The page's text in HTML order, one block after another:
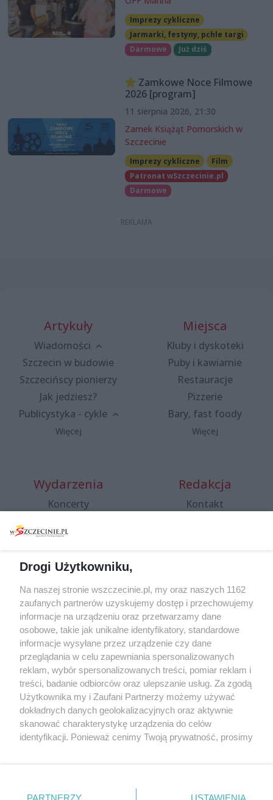
Imprezy cykliczne
Jarmarki, festyny, pchle targi
Darmowe
Już dziś
Zamkowe Noce Filmowe
2026 [program]
11 sierpnia 2026, 21:30
Zamek Książąt Pomorskich w
Szczecinie
Imprezy cykliczne
Film
Patronat wSzczecinie.pl
Darmowe
Artykuły
Wiadomości
Szczecin w budowie
Szczecińscy pionierzy
Jak jedziesz?
Publicystyka - cykle
Więcej
Miejsca
Kluby i dyskoteki
Puby i kawiarnie
Restauracje
Pizzerie
Bary, fast foody
Więcej
Wydarzenia
Koncerty
Spacery i oprowadzania
targi
Wernisaże
Więcej
Redakcja
Kontakt
Specjalny koncert z okazji
20. urodzin portalu
wSzczecinie.pl
Regulamin konkursów
śniadaniówka "Hej
Szczecin! Jest piątek!"
Partnerzy
Praca Szczecin
Drogi Użytkowniku,
Na naszej stronie wszczecinie.pl, my oraz naszych 1162
zaufanych partnerów uzyskujemy dostęp i przechowujemy
informacje na urządzeniu oraz przetwarzamy dane
osobowe, takie jak unikalne identyfikatory, standardowe
informacje wysyłane przez urządzenie czy dane
przeglądania w celu zapewniania spersonalizowanych
reklam, wybór spersonalizowanych treści, pomiar reklam i
treści, badanie odbiorców oraz ulepszanie usług. Za zgodą
Użytkownika my i Zaufani Partnerzy możemy używać
dokładnych danych geolokalizacyjnych oraz aktywnie
skanować charakterystykę urządzenia do celów
identyfikacji. Ponieważ cenimy Twoją prywatność, prosimy
prywatności znajdujący się w lewym dolnym rogu strony
PARTNERZY USTAWIENIA